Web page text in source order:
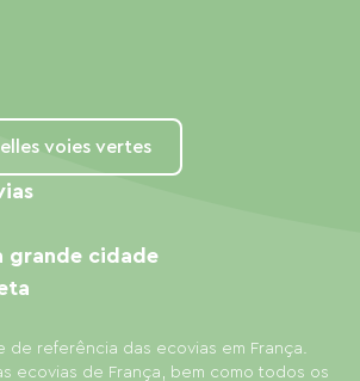
voies vertes
de referência das ecovias em França.
ecovias de França, bem como todos os
grande cidade